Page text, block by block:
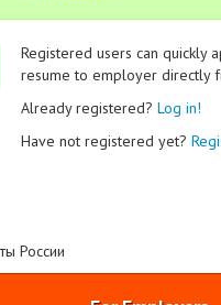
Registered users can quickly
resume to employer directly
Already registered? Log in!
Have not registered yet?
России